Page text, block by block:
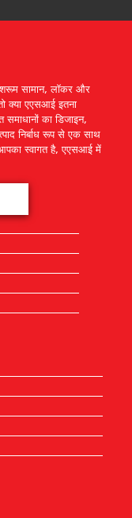
सामान, लॉकर और
क्या एएसआई इतना
का डिजाइन,
निर्बाध रूप से एक साथ
स्वागत है, एएसआई में